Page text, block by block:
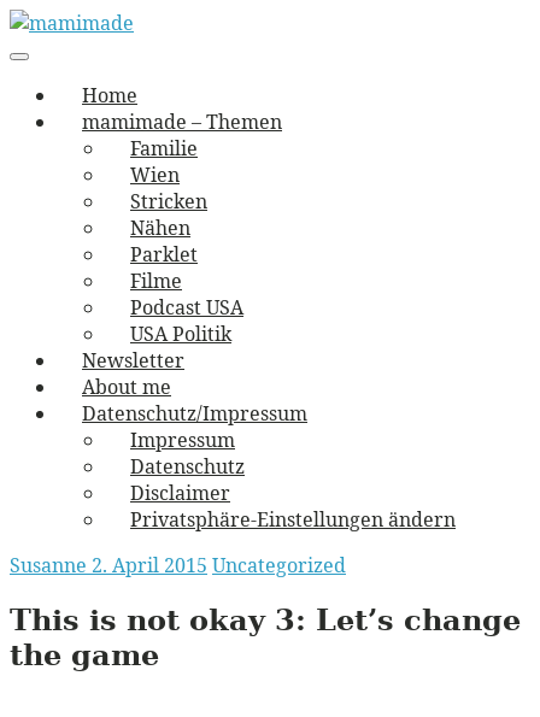
Skip
to
mamimade
vernäht und zugetextet
navigation
Menu
Home
mamimade – Themen
Familie
Wien
Stricken
Nähen
Parklet
Filme
Podcast USA
USA Politik
Newsletter
About me
Datenschutz/Impressum
Impressum
Datenschutz
Disclaimer
Privatsphäre-Einstellungen ändern
Susanne 2. April 2015 Uncategorized
This is not okay 3: Let’s change
the game